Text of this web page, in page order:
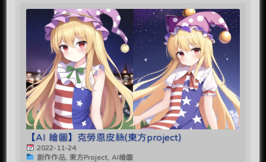
【AI 繪圖】克勞恩皮絲(東方project)
2022-11-24
創作作品, 東方Project, AI繪圖